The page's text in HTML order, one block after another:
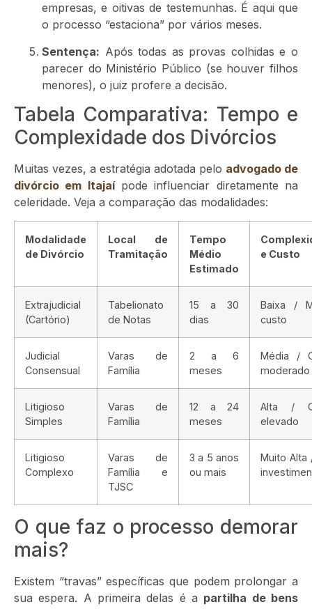
empresas, e oitivas de testemunhas. É aqui que
o processo “estaciona” por vários meses.
Sentença: Após todas as provas colhidas e o
parecer do Ministério Público (se houver filhos
menores), o juiz profere a decisão.
Tabela Comparativa: Tempo e
Complexidade dos Divórcios
Muitas vezes, a estratégia adotada pelo advogado de
divórcio em Itajaípode influenciar diretamente na
celeridade. Veja a comparação das modalidades:
Modalidade
de Divórcio
Local de
Tramitação
Tempo
Médio
Estimado
e Custo
Extrajudicial
(Cartório)
Tabelionato
de Notas
15 a 30
dias
Baixa /
custo
Judicial
Consensual
Varas de
Família
2 a 6
meses
Média /
moderado
Litigioso
Simples
Varas de
Família
12 a 24
meses
Alta /
elevado
Litigioso
Complexo
Varas de
Família e
TJSC
3 a 5 anos
ou mais
Muito Alta
O que faz o processo demorar
mais?
Existem “travas” específicas que podem prolongar a
sua espera. A primeira delas é a partilha de bens